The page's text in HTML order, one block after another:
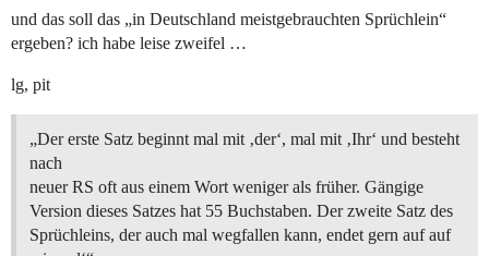
und das soll das „in Deutschland meistgebrauchten Sprüchlein“
ergeben? ich habe leise zweifel …
lg, pit
„Der erste Satz beginnt mal mit ‚der‘, mal mit ‚Ihr‘ und besteht
nach
neuer RS oft aus einem Wort weniger als früher. Gängige
Version dieses Satzes hat 55 Buchstaben. Der zweite Satz des
Sprüchleins, der auch mal wegfallen kann, endet gern auf auf